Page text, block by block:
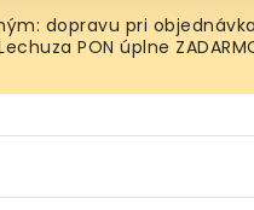
dopravu pri
PON úplne